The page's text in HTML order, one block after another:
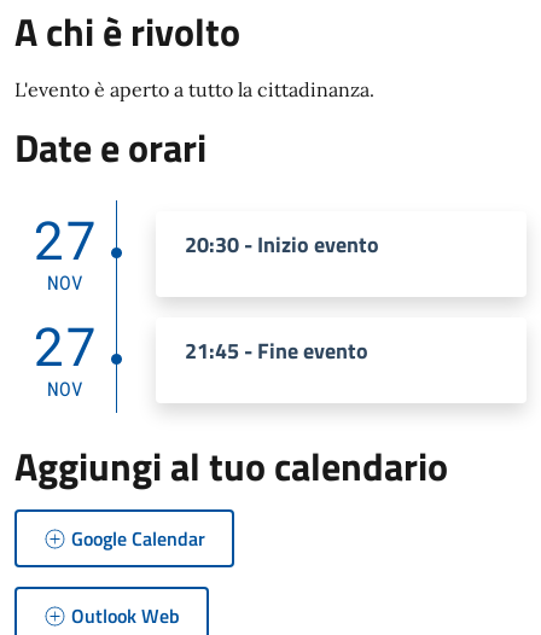
A chi è rivolto
L'evento è aperto a tutto la cittadinanza.
Date e orari
27
NOV
20:30 - Inizio evento
27
NOV
21:45 - Fine evento
Aggiungi al tuo calendario
Google Calendar
Outlook Web